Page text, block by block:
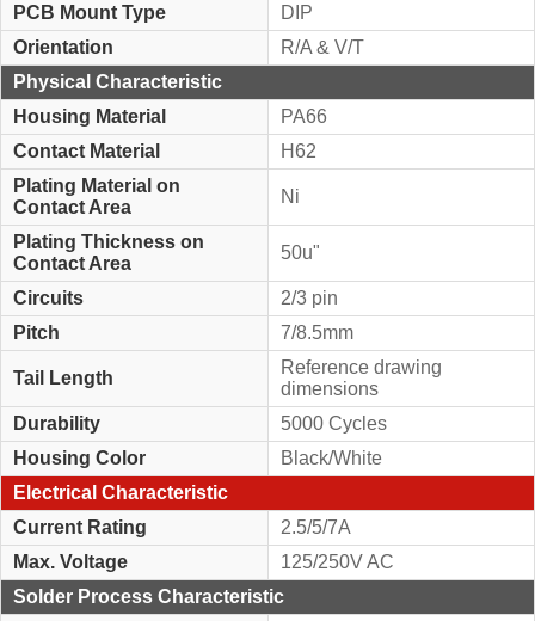
PCB Mount Type
DIP
Orientation
R/A & V/T
Physical Characteristic
Housing Material
PA66
Contact Material
H62
Plating Material on
Contact Area
Ni
Plating Thickness on
Contact Area
50u"
Circuits
2/3 pin
Pitch
7/8.5mm
Tail Length
Reference drawing
dimensions
Durability
5000 Cycles
Housing Color
Black/White
Electrical Characteristic
Current Rating
2.5/5/7A
Max. Voltage
125/250V AC
Solder Process Characteristic